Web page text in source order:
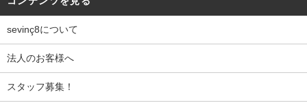
sevinç8について
法人のお客様へ
スタッフ募集！